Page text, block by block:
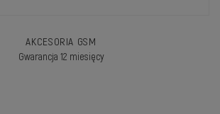
AKCESORIA GSM
Gwarancja 12 miesięcy